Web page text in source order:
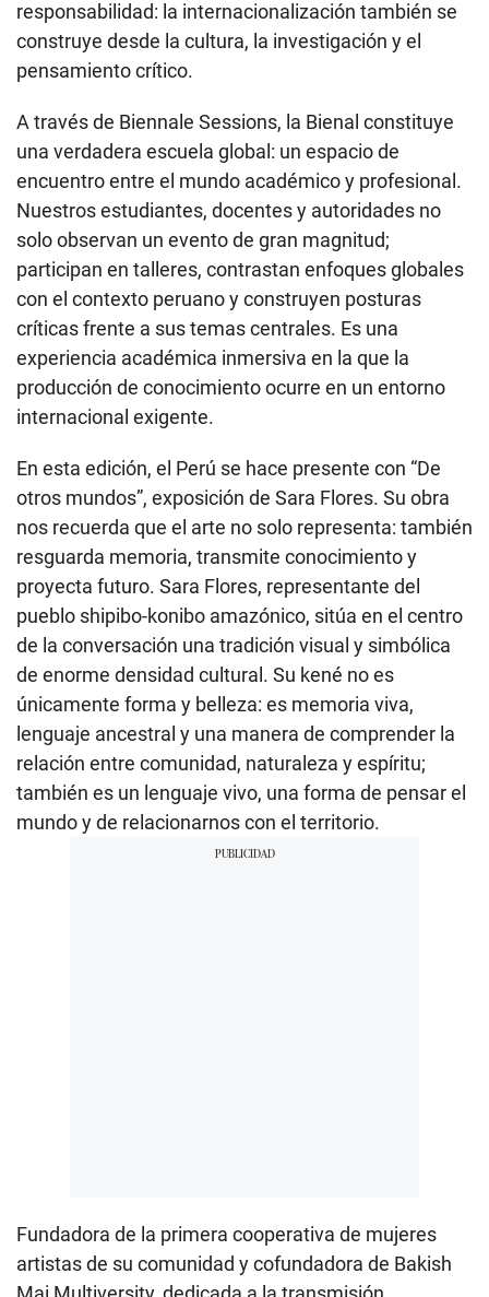
responsabilidad: la internacionalización también se
construye desde la cultura, la investigación y el
pensamiento crítico.
A través de Biennale Sessions, la Bienal constituye
una verdadera escuela global: un espacio de
encuentro entre el mundo académico y profesional.
Nuestros estudiantes, docentes y autoridades no
solo observan un evento de gran magnitud;
participan en talleres, contrastan enfoques globales
con el contexto peruano y construyen posturas
críticas frente a sus temas centrales. Es una
experiencia académica inmersiva en la que la
producción de conocimiento ocurre en un entorno
internacional exigente.
En esta edición, el Perú se hace presente con “De
otros mundos”, exposición de Sara Flores. Su obra
nos recuerda que el arte no solo representa: también
resguarda memoria, transmite conocimiento y
proyecta futuro. Sara Flores, representante del
pueblo shipibo-konibo amazónico, sitúa en el centro
de la conversación una tradición visual y simbólica
de enorme densidad cultural. Su kené no es
únicamente forma y belleza: es memoria viva,
lenguaje ancestral y una manera de comprender la
relación entre comunidad, naturaleza y espíritu;
también es un lenguaje vivo, una forma de pensar el
mundo y de relacionarnos con el territorio.
Fundadora de la primera cooperativa de mujeres
artistas de su comunidad y cofundadora de Bakish